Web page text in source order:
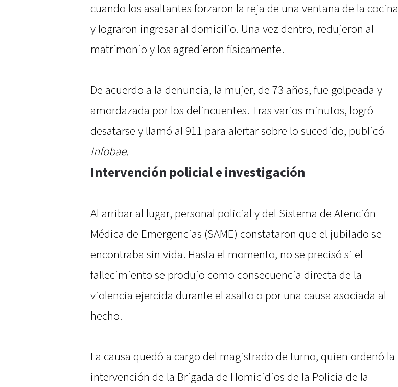
cuando los asaltantes forzaron la reja de una ventana de la cocina
y lograron ingresar al domicilio. Una vez dentro, redujeron al
matrimonio y los agredieron físicamente.
De acuerdo a la denuncia, la mujer, de 73 años, fue golpeada y
amordazada por los delincuentes. Tras varios minutos, logró
desatarse y llamó al 911 para alertar sobre lo sucedido, publicó
Infobae.
Intervención policial e investigación
Al arribar al lugar, personal policial y del Sistema de Atención
Médica de Emergencias (SAME) constataron que el jubilado se
encontraba sin vida. Hasta el momento, no se precisó si el
fallecimiento se produjo como consecuencia directa de la
violencia ejercida durante el asalto o por una causa asociada al
hecho.
La causa quedó a cargo del magistrado de turno, quien ordenó la
intervención de la Brigada de Homicidios de la Policía de la